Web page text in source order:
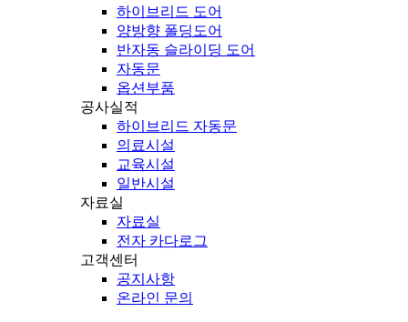
하이브리드 도어
양방향 폴딩도어
반자동 슬라이딩 도어
자동문
옵션부품
공사실적
하이브리드 자동문
의료시설
교육시설
일반시설
자료실
자료실
전자 카다로그
고객센터
공지사항
온라인 문의